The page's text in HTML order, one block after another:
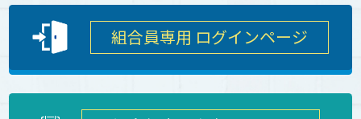
組合員専用 ログインページ